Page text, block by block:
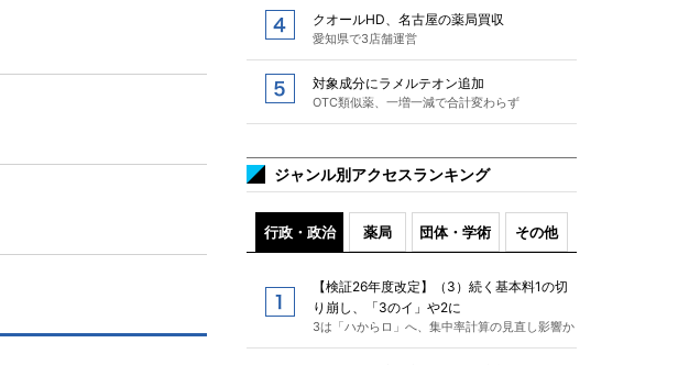
クオールHD、名古屋の薬局買収
愛知県で3店舗運営
対象成分にラメルテオン追加
OTC類似薬、一増一減で合計変わらず
ジャンル別アクセスランキング
行政・政治 薬局 団体・学術 その他
【検証26年度改定】（3）続く基本料1の切
り崩し、「3のイ」や2に
3は「ハからロ」へ、集中率計算の見直し影響か